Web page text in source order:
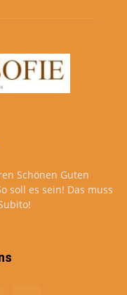
Schönen Guten
soll es sein! Das muss